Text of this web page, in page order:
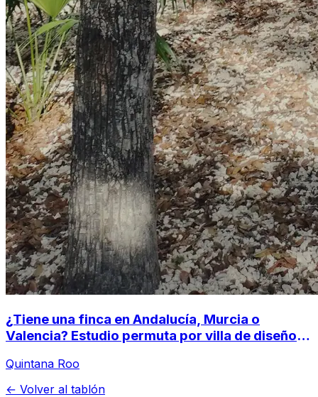
¿Tiene una finca en Andalucía, Murcia o
Valencia? Estudio permuta por villa de diseño
Quintana Roo
← Volver al tablón